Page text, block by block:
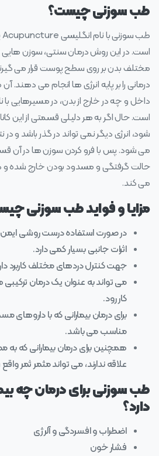
طب سوزنی چیست؟
است. در این روش درمان سنتی، سوزن‌ هایی
مختلف بدن بر روی سطح پوست قرار می‌
درمانی را بر پایه انرژی‌ ها انجام می‌ دهند.
داخل و چه در خارج از بدن، در مسیرهایی با
است. حال اگر به هر دلیلی قسمتی از این
شود، انرژی دیگر نمی‌ تواند در گذر باشد و
می‌ شود. پس با فرو کردن سوزن‌ ها در آن
حالت گرفتگی و مسدود بودن خارج شده و
می‌ کند.
مزایا و فواید طب سوزنی
در صورت استفاده درست روشی
اثرات جانبی بسیار کمی دارد.
جهت کنترل دردهای مختلف کاربرد
می تواند به عنوان یک درمان ترکیبی
کار رود.
برای درمان بیمارانی که با داروهای
مناسب می باشد.
همچنین برای درمان بیمارانی که
علاقه ندارند، می تواند مثمر ثمر
طب سوزنی برای درمان چه
دارد؟
اضطراب و افسردگی و آلرژی
فشار خون